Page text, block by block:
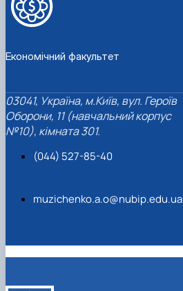
Економічний факультет
03041, Україна, м.Київ, вул. Героїв
Оборони, 11 (навчальний корпус
№10), кімната 301.
(044) 527-85-40
muzichenko.a.o@nubip.edu.ua